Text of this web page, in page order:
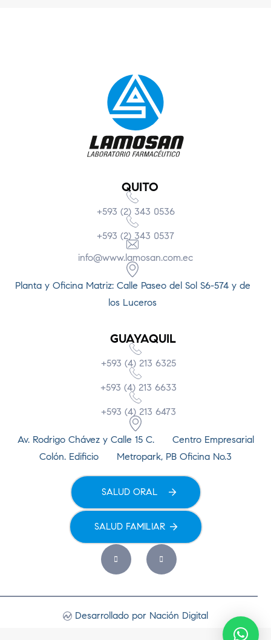
QUITO
+593 (2) 343 0536
+593 (2) 343 0537
info@www.lamosan.com.ec
Planta y Oficina Matriz: Calle Paseo del Sol S6-574 y de
los Luceros
GUAYAQUIL
+593 (4) 213 6325
+593 (4) 213 6633
+593 (4) 213 6473
Av. Rodrigo Chávez y Calle 15 C. Centro Empresarial
Colón. Edificio Metropark, PB Oficina No.3
SALUD ORAL
SALUD FAMILIAR
Desarrollado por Nación Digital